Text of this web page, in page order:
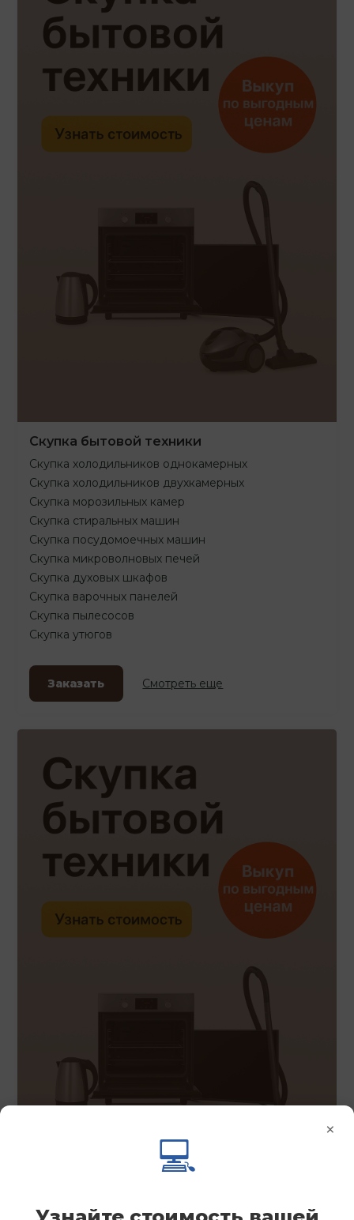
Скупка бытовой техники
Скупка холодильников однокамерных
Скупка холодильников двухкамерных
Скупка морозильных камер
Скупка стиральных машин
Скупка посудомоечных машин
Скупка микроволновых печей
Скупка духовых шкафов
Скупка варочных панелей
Скупка пылесосов
Скупка утюгов
Заказать Смотреть еще
×
💻